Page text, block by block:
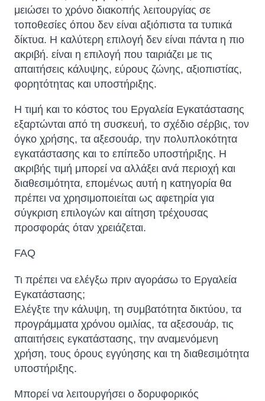
μειώσει το χρόνο διακοπής λειτουργίας σε
τοποθεσίες όπου δεν είναι αξιόπιστα τα τυπικά
δίκτυα. Η καλύτερη επιλογή δεν είναι πάντα η πιο
ακριβή. είναι η επιλογή που ταιριάζει με τις
απαιτήσεις κάλυψης, εύρους ζώνης, αξιοπιστίας,
φορητότητας και υποστήριξης.
Η τιμή και το κόστος του Εργαλεία Εγκατάστασης
εξαρτώνται από τη συσκευή, το σχέδιο σέρβις, τον
όγκο χρήσης, τα αξεσουάρ, την πολυπλοκότητα
εγκατάστασης και το επίπεδο υποστήριξης. Η
ακριβής τιμή μπορεί να αλλάξει ανά περιοχή και
διαθεσιμότητα, επομένως αυτή η κατηγορία θα
πρέπει να χρησιμοποιείται ως αφετηρία για
σύγκριση επιλογών και αίτηση τρέχουσας
προσφοράς όταν χρειάζεται.
FAQ
Τι πρέπει να ελέγξω πριν αγοράσω το Εργαλεία
Εγκατάστασης;
Ελέγξτε την κάλυψη, τη συμβατότητα δικτύου, τα
προγράμματα χρόνου ομιλίας, τα αξεσουάρ, τις
απαιτήσεις εγκατάστασης, την αναμενόμενη
χρήση, τους όρους εγγύησης και τη διαθεσιμότητα
υποστήριξης.
Μπορεί να λειτουργήσει ο δορυφορικός